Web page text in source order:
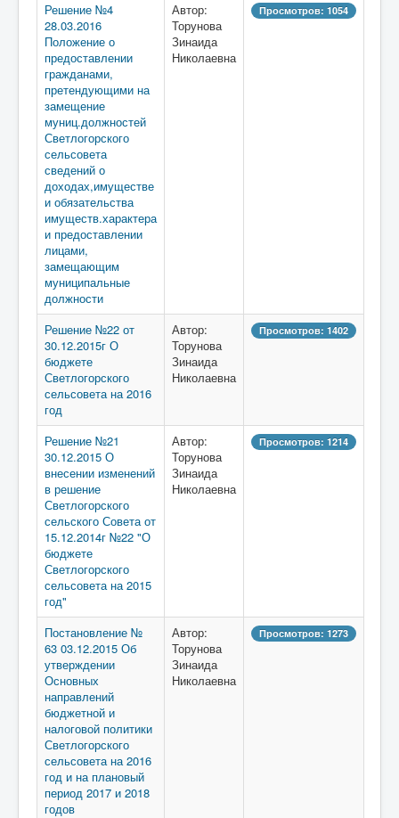
Решение №4
28.03.2016
Положение о
предоставлении
гражданами,
претендующими на
замещение
муниц.должностей
Светлогорского
сельсовета
сведений о
доходах,имуществе
и обязательства
имуществ.характера
и предоставлении
лицами,
замещающим
муниципальные
должности
Автор:
Торунова
Зинаида
Николаевна
Просмотров: 1054
Решение №22 от
30.12.2015г О
бюджете
Светлогорского
сельсовета на 2016
год
Автор:
Торунова
Зинаида
Николаевна
Просмотров: 1402
Решение №21
30.12.2015 О
внесении изменений
в решение
Светлогорского
сельского Совета от
15.12.2014г №22 "О
бюджете
Светлогорского
сельсовета на 2015
год"
Автор:
Торунова
Зинаида
Николаевна
Просмотров: 1214
Постановление №
63 03.12.2015 Об
утверждении
Основных
направлений
бюджетной и
налоговой политики
Светлогорского
сельсовета на 2016
год и на плановый
период 2017 и 2018
годов
Автор:
Торунова
Зинаида
Николаевна
Просмотров: 1273